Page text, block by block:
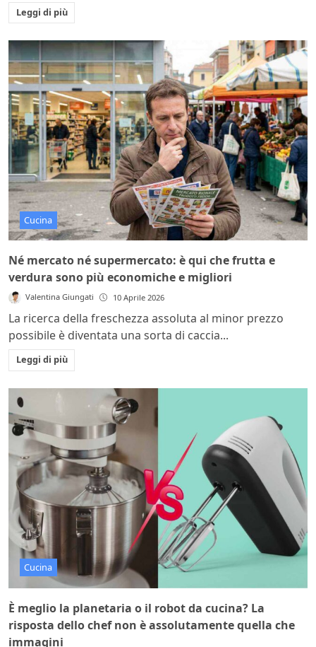
Leggi di più
Cucina
Né mercato né supermercato: è qui che frutta e
verdura sono più economiche e migliori
Valentina Giungati 10 Aprile 2026
La ricerca della freschezza assoluta al minor prezzo
possibile è diventata una sorta di caccia...
Leggi di più
Cucina
È meglio la planetaria o il robot da cucina? La
risposta dello chef non è assolutamente quella che
immagini